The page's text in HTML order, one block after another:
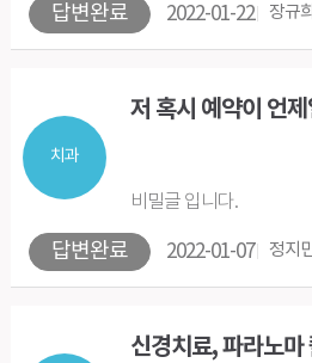
답변완료 2022-01-22 장규희
치과
저 혹시 예약이 언
답변완료
비밀글 입니다.
2022-01-07 정지
신경치료, 파라노마